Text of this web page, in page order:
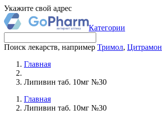
Укажите свой адрес
Категории
Поиск лекарств, например Тримол, Цитрамон
Главная
Липивин таб. 10мг №30
Главная
Липивин таб. 10мг №30